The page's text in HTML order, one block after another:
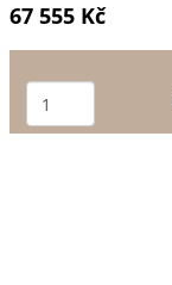
67 555 Kč